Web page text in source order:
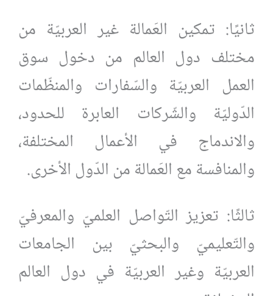
ثانيًا: تمكين العَمالة غير العربيّة من
مختلف دول العالم من دخول سوق
العمل العربيّة والسّفارات والمنظّمات
الدّوليّة والشّركات العابرة للحدود،
والاندماج في الأعمال المختلفة،
والمنافسة مع العَمالة من الدّول الأخرى.
ثالثًا: تعزيز التّواصل العلميّ والمعرفيّ
والتّعليميّ والبحثيّ بين الجامعات
العربيّة وغير العربيّة في دول العالم